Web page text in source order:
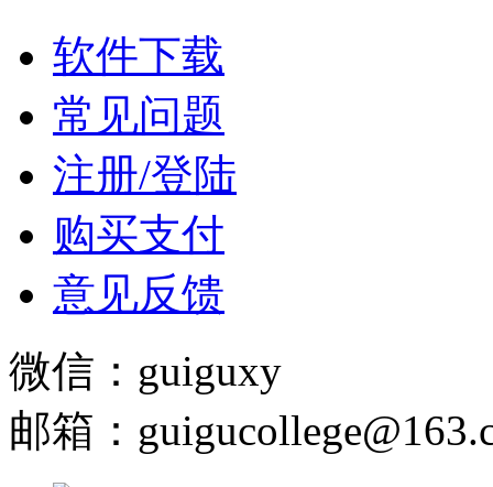
软件下载
常见问题
注册/登陆
购买支付
意见反馈
微信：guiguxy
邮箱：